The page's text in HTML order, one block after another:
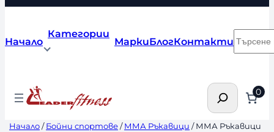
Начало
Категории
МаркиБлогКонтакти
Търсене 0
Начало/Бойни спортове/ММА Ръкавици / ММА Ръкавици